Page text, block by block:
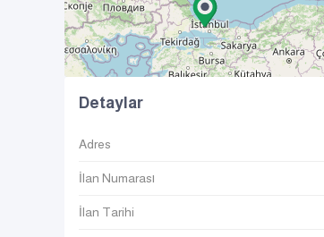
Detaylar
Adres
İlan Numarası
İlan Tarihi